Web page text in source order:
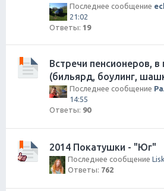
Последнее сообщение
21:02
Ответы: 19
Встречи пенсионеров,
(бильярд, боулинг,
Последнее сообщение
14:55
Ответы: 90
2014 Покатушки - "Юг"
Последнее сообщение
Ответы: 762